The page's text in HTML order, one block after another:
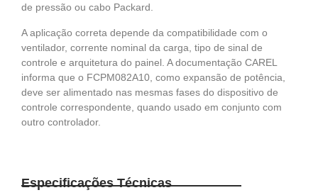
de pressão ou cabo Packard.
A aplicação correta depende da compatibilidade com o
ventilador, corrente nominal da carga, tipo de sinal de
controle e arquitetura do painel. A documentação CAREL
informa que o FCPM082A10, como expansão de potência,
deve ser alimentado nas mesmas fases do dispositivo de
controle correspondente, quando usado em conjunto com
outro controlador.
Especificações Técnicas